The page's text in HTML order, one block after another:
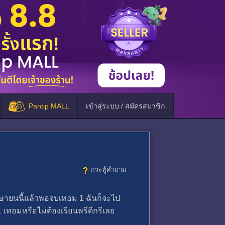
Pantip MALL เข้าสู่ระบบ / สมัครสมาชิก
กระทู้คำถาม
ยนนี้แล้วพอจบเทอม 1 ฉันก็จะไป
ทอมหรือไม่ต้องเรียนพรีดีกรีเลย